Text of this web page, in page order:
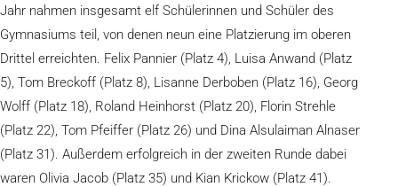
Jahr nahmen insgesamt elf Schülerinnen und Schüler des
Gymnasiums teil, von denen neun eine Platzierung im oberen
Drittel erreichten. Felix Pannier (Platz 4), Luisa Anwand (Platz
5), Tom Breckoff (Platz 8), Lisanne Derboben (Platz 16), Georg
Wolff (Platz 18), Roland Heinhorst (Platz 20), Florin Strehle
(Platz 22), Tom Pfeiffer (Platz 26) und Dina Alsulaiman Alnaser
(Platz 31). Außerdem erfolgreich in der zweiten Runde dabei
waren Olivia Jacob (Platz 35) und Kian Krickow (Platz 41).